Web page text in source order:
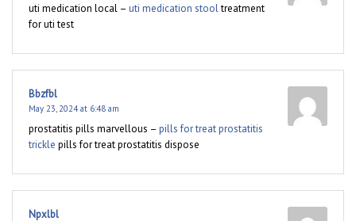
uti medication local – uti medication stooltreatment
for uti test
Bbzfbl
May 23, 2024 at 6:48 am
prostatitis pills marvellous – pills for treat prostatitis
trickle pills for treat prostatitis dispose
Npxlbl